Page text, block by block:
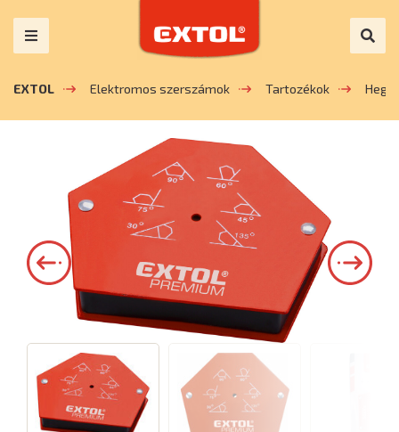
EXTOL Elektromos szerszámok Tartozékok